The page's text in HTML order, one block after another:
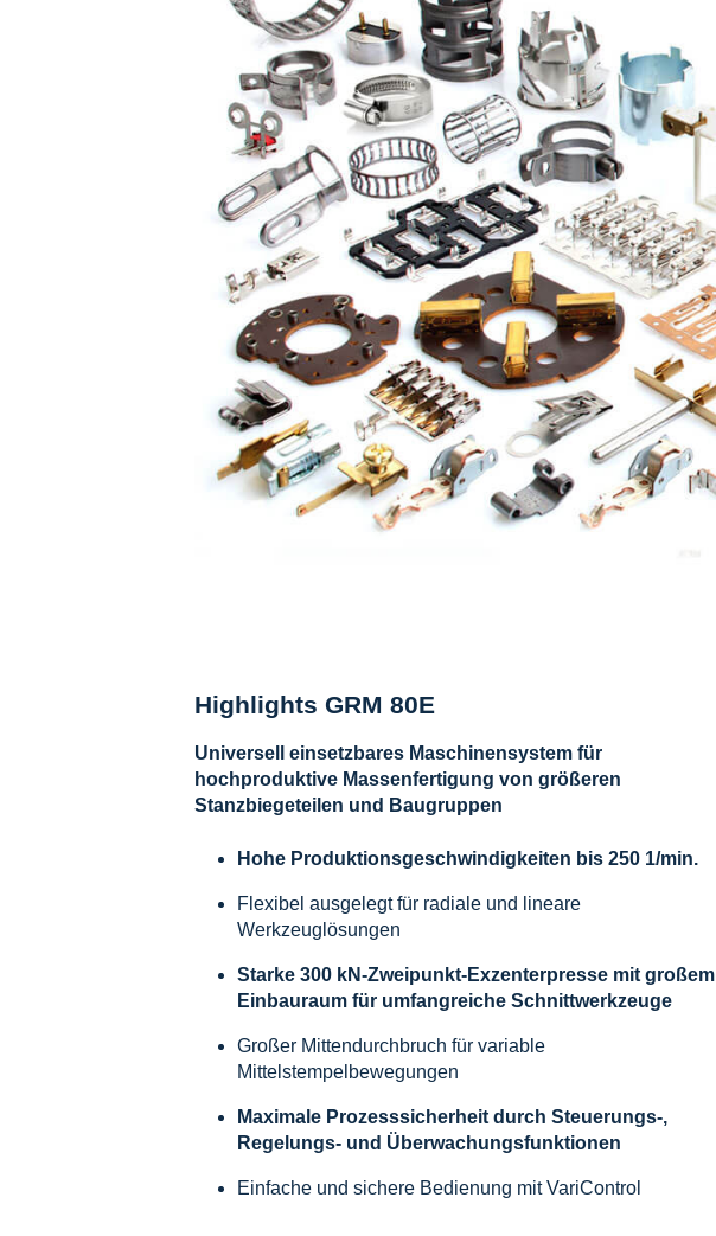
Highlights GRM 80E
Universell einsetzbares Maschinensystem für
hochproduktive Massenfertigung von größeren
Stanzbiegeteilen und Baugruppen
Hohe Produktionsgeschwindigkeiten bis 250 1/min.
Flexibel ausgelegt für radiale und lineare
Werkzeuglösungen
Starke 300 kN-Zweipunkt-Exzenterpresse mit großem
Einbauraum für umfangreiche Schnittwerkzeuge
Großer Mittendurchbruch für variable
Mittelstempelbewegungen
Maximale Prozesssicherheit durch Steuerungs-,
Regelungs- und Überwachungsfunktionen
Einfache und sichere Bedienung mit VariControl